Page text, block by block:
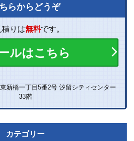
らからどうぞ
積りは無料です。
ルはこちら
新橋一丁目5番2号 汐留シティセンター
33階
カテゴリー